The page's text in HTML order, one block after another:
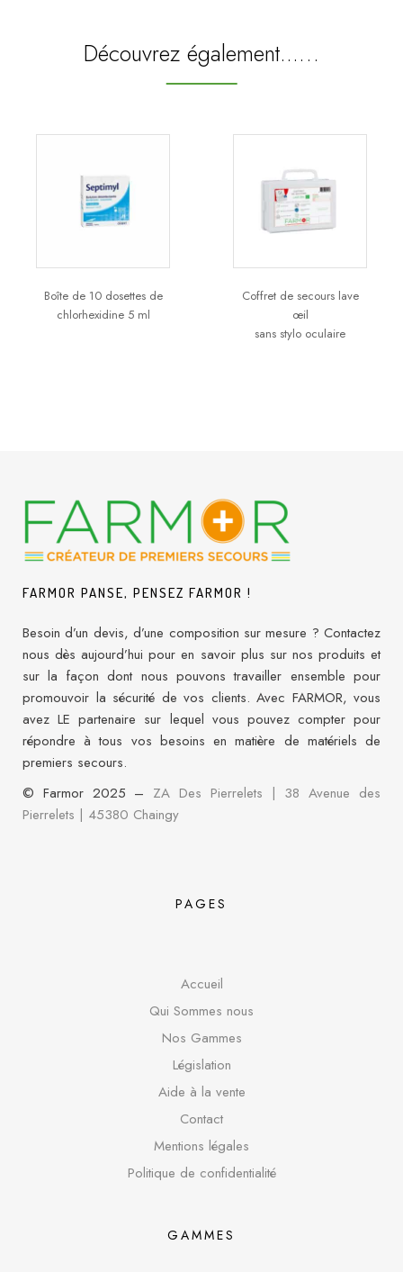
Découvrez également...…
Boîte de 10 dosettes de
chlorhexidine 5 ml
Coffret de secours lave
œil
sans stylo oculaire
FARMOR PANSE, PENSEZ FARMOR !
Besoin d’un devis, d’une composition sur mesure ? Contactez
nous dès aujourd’hui pour en savoir plus sur nos produits et
sur la façon dont nous pouvons travailler ensemble pour
promouvoir la sécurité de vos clients. Avec FARMOR, vous
avez LE partenaire sur lequel vous pouvez compter pour
répondre à tous vos besoins en matière de matériels de
premiers secours.
© Farmor 2025 – ZA Des Pierrelets | 38 Avenue des
Pierrelets | 45380 Chaingy
PAGES
Accueil
Qui Sommes nous
Nos Gammes
Législation
Aide à la vente
Contact
Mentions légales
Politique de confidentialité
GAMMES